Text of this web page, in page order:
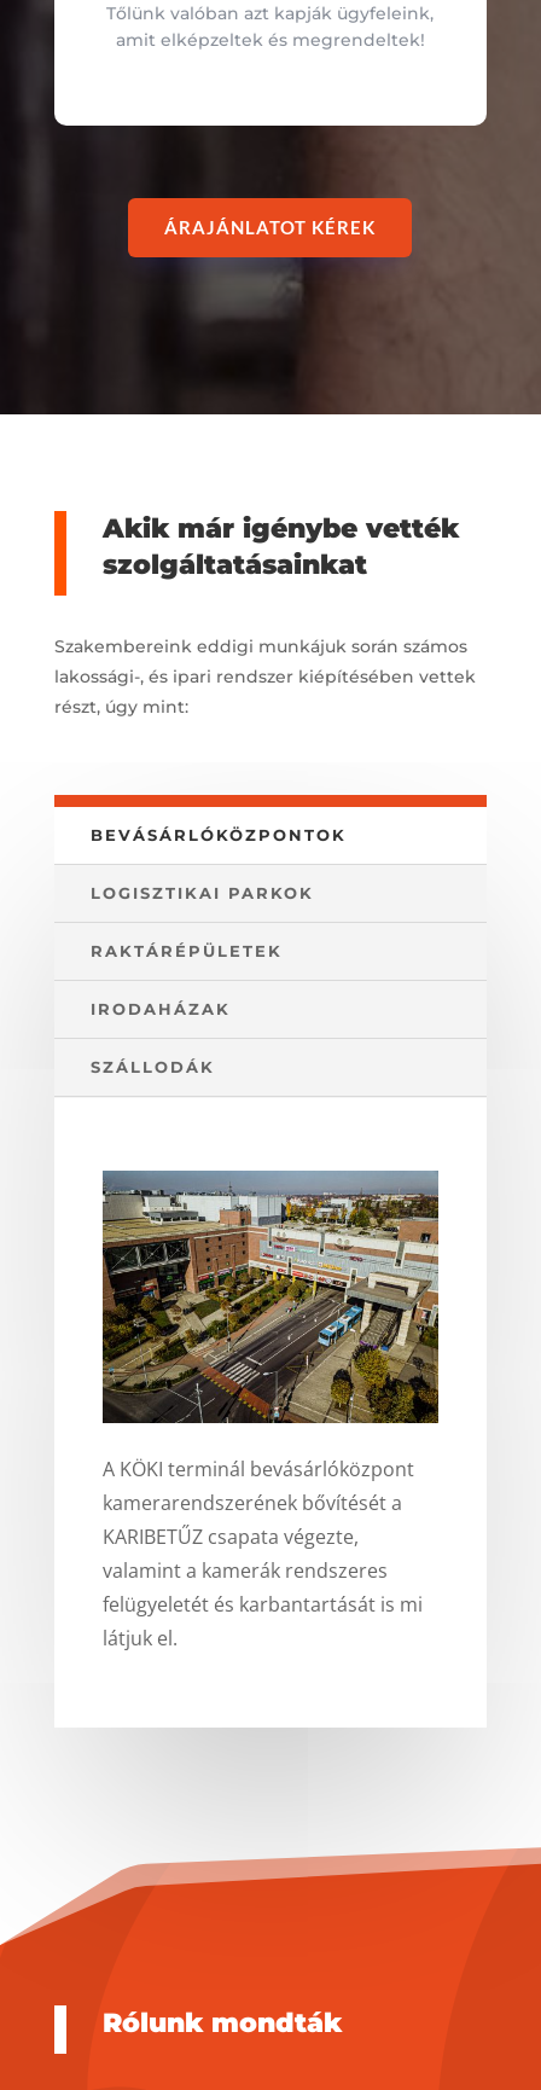
Tőlünk valóban azt kapják ügyfeleink,
amit elképzeltek és megrendeltek!
ÁRAJÁNLATOT KÉREK
Akik már igénybe vették
szolgáltatásainkat
Szakembereink eddigi munkájuk során számos
lakossági-, és ipari rendszer kiépítésében vettek
részt, úgy mint:
BEVÁSÁRLÓKÖZPONTOK
LOGISZTIKAI PARKOK
RAKTÁRÉPÜLETEK
IRODAHÁZAK
SZÁLLODÁK
A KÖKI terminál bevásárlóközpont
kamerarendszerének bővítését a
KARIBETŰZ csapata végezte,
valamint a kamerák rendszeres
felügyeletét és karbantartását is mi
látjuk el.
Rólunk mondták